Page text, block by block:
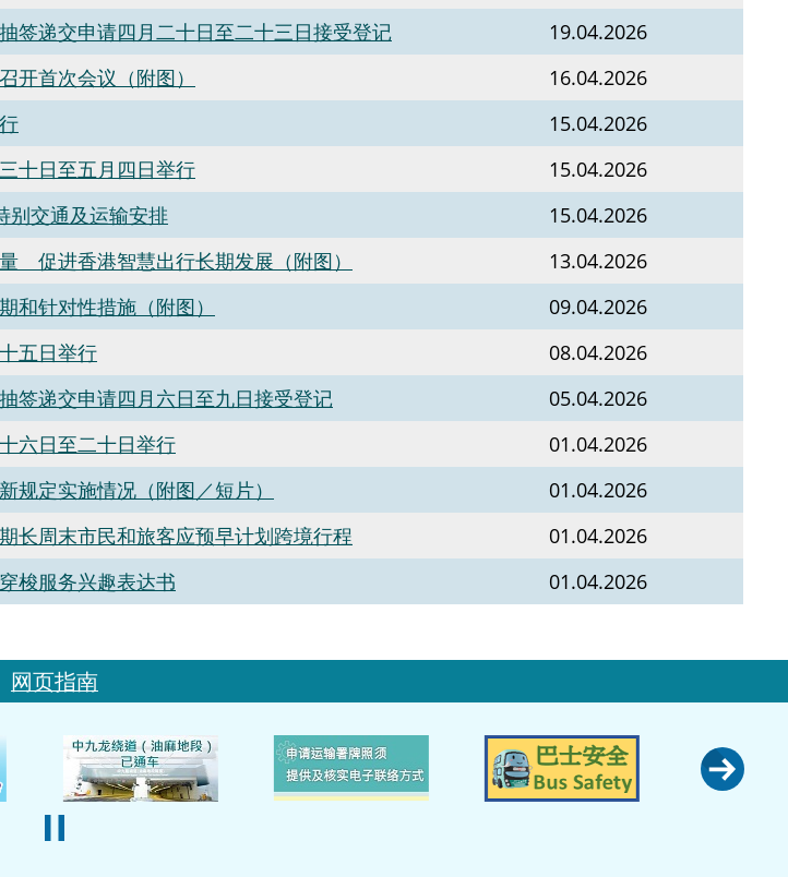
签递交申请四月二十日至二十三日接受登记
19.04.2026
开首次会议（附图）
16.04.2026
15.04.2026
十日至五月四日举行
15.04.2026
别交通及运输安排
15.04.2026
促进香港智慧出行长期发展（附图）
13.04.2026
和针对性措施（附图）
09.04.2026
五日举行
08.04.2026
签递交申请四月六日至九日接受登记
05.04.2026
六日至二十日举行
01.04.2026
规定实施情况（附图／短片）
01.04.2026
长周末市民和旅客应预早计划跨境行程
01.04.2026
梭服务兴趣表达书
01.04.2026
网页指南